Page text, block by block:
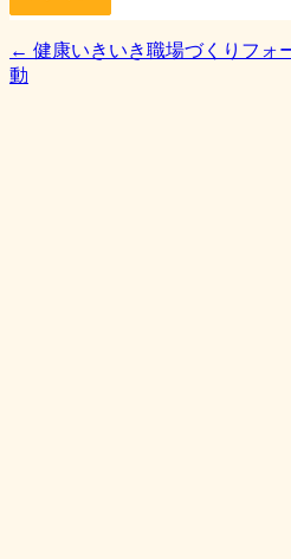
← 健康いきいき職場づくりフォ
動